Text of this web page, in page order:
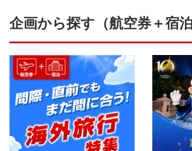
企画から探す（航空券＋宿